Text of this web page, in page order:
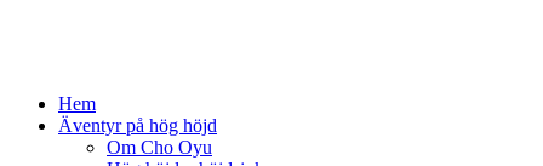
Hem
Äventyr på hög höjd
Om Cho Oyu